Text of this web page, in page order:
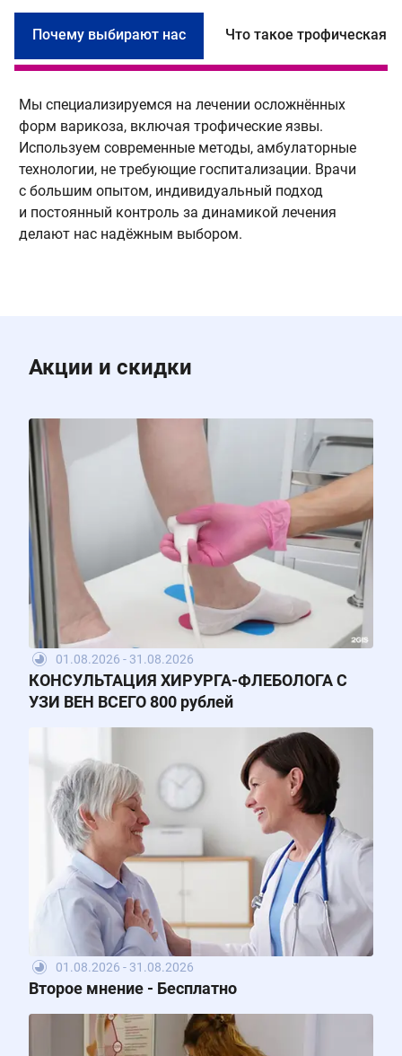
Почему выбирают нас Что такое трофическая
Мы специализируемся на лечении осложнённых
форм варикоза, включая трофические язвы.
Используем современные методы, амбулаторные
технологии, не требующие госпитализации. Врачи
с большим опытом, индивидуальный подход
и постоянный контроль за динамикой лечения
делают нас надёжным выбором.
Акции и скидки
01.08.2026 - 31.08.2026
КОНСУЛЬТАЦИЯ ХИРУРГА-ФЛЕБОЛОГА С
УЗИ ВЕН ВСЕГО 800 рублей
01.08.2026 - 31.08.2026
Второе мнение - Бесплатно